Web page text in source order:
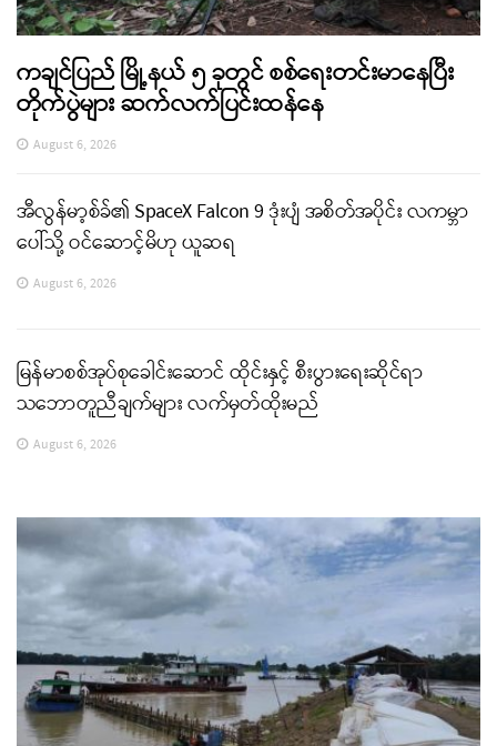
ကချင်ပြည် မြို့နယ် ၅ ခုတွင် စစ်ရေးတင်းမာနေပြီး
တိုက်ပွဲများ ဆက်လက်ပြင်းထန်နေ
August 6, 2026
အီလွန်မာ့စ်ခ်၏ SpaceX Falcon 9 ဒုံးပျံ အစိတ်အပိုင်း လကမ္ဘာ
ပေါ်သို့ ဝင်ဆောင့်မိဟု ယူဆရ
August 6, 2026
မြန်မာစစ်အုပ်စုခေါင်းဆောင် ထိုင်းနှင့် စီးပွားရေးဆိုင်ရာ
သဘောတူညီချက်များ လက်မှတ်ထိုးမည်
August 6, 2026